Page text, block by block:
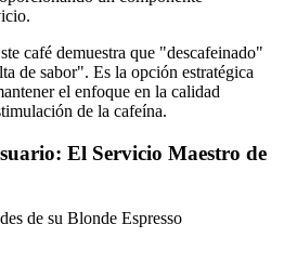
café demuestra que "descafeinado"
de sabor". Es la opción estratégica
el enfoque en la calidad
de la cafeína.
El Servicio Maestro de
de su Blonde Espresso